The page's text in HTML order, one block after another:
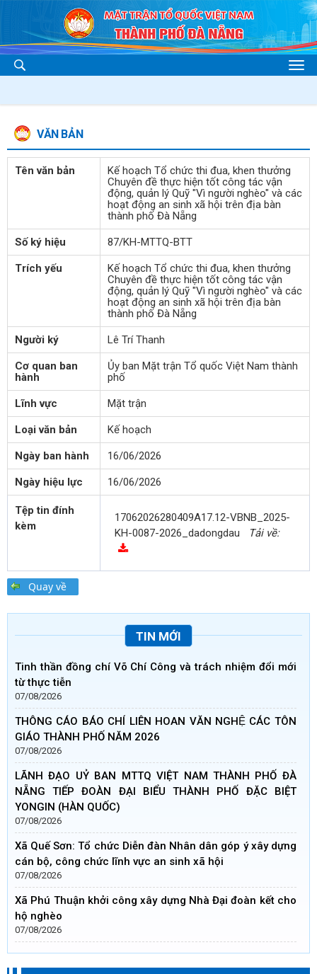
VĂN BẢN
Tên văn bản
Kế hoạch Tổ chức thi đua, khen thưởng
Chuyên đề thực hiện tốt công tác vận
động, quản lý Quỹ "Vì người nghèo" và các
hoạt động an sinh xã hội trên địa bàn
thành phố Đà Nẵng
Số ký hiệu 87/KH-MTTQ-BTT
Trích yếu
Kế hoạch Tổ chức thi đua, khen thưởng
Chuyên đề thực hiện tốt công tác vận
động, quản lý Quỹ "Vì người nghèo" và các
hoạt động an sinh xã hội trên địa bàn
thành phố Đà Nẵng
Người ký Lê Trí Thanh
Cơ quan ban
hành
Ủy ban Mặt trận Tổ quốc Việt Nam thành
phố
Lĩnh vực Mặt trận
Loại văn bản Kế hoạch
Ngày ban hành 16/06/2026
Ngày hiệu lực 16/06/2026
Tệp tin đính
kèm
17062026280409A17.12-VBNB_2025-
KH-0087-2026_dadongdau
Tải về:
TIN MỚI
Tinh thần đồng chí Võ Chí Công và trách nhiệm đổi mới
từ thực tiễn
07/08/2026
THÔNG CÁO BÁO CHÍ LIÊN HOAN VĂN NGHỆ CÁC TÔN
GIÁO THÀNH PHỐ NĂM 2026
07/08/2026
LÃNH ĐẠO UỶ BAN MTTQ VIỆT NAM THÀNH PHỐ ĐÀ
NẴNG TIẾP ĐOÀN ĐẠI BIỂU THÀNH PHỐ ĐẶC BIỆT
YONGIN (HÀN QUỐC)
07/08/2026
Xã Quế Sơn: Tổ chức Diễn đàn Nhân dân góp ý xây dựng
cán bộ, công chức lĩnh vực an sinh xã hội
07/08/2026
Xã Phú Thuận khởi công xây dựng Nhà Đại đoàn kết cho
hộ nghèo
07/08/2026